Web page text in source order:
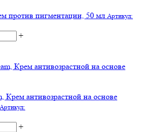
против пигментации, 50 мл Артикул:
+
Крем антивозрастной на основе
Артикул:
+